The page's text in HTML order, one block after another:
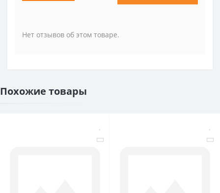
Нет отзывов об этом товаре.
Похожие товары